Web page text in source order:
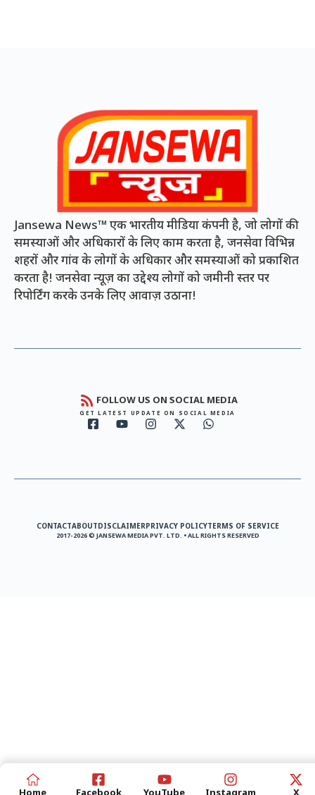
Jansewa News™ एक भारतीय मीडिया कंपनी है, जो लोगों की
समस्याओं और अधिकारों के लिए काम करता है, जनसेवा विभिन्न
शहरों और गांव के लोगों के अधिकार और समस्याओं को प्रकाशित
करता है! जनसेवा न्यूज़ का उद्देश्य लोगों को जमीनी स्तर पर
रिपोर्टिंग करके उनके लिए आवाज़ उठाना!
FOLLOW US ON SOCIAL MEDIA
GET LATEST UPDATE ON SOCIAL MEDIA
CONTACTABOUTDISCLAIMERPRIVACY POLICYTERMS OF SERVICE
2017-2026 © JANSEWA MEDIA PVT. LTD. • ALL RIGHTS RESERVED